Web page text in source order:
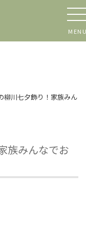
柳川七夕飾り！家族みん
族みんなでお